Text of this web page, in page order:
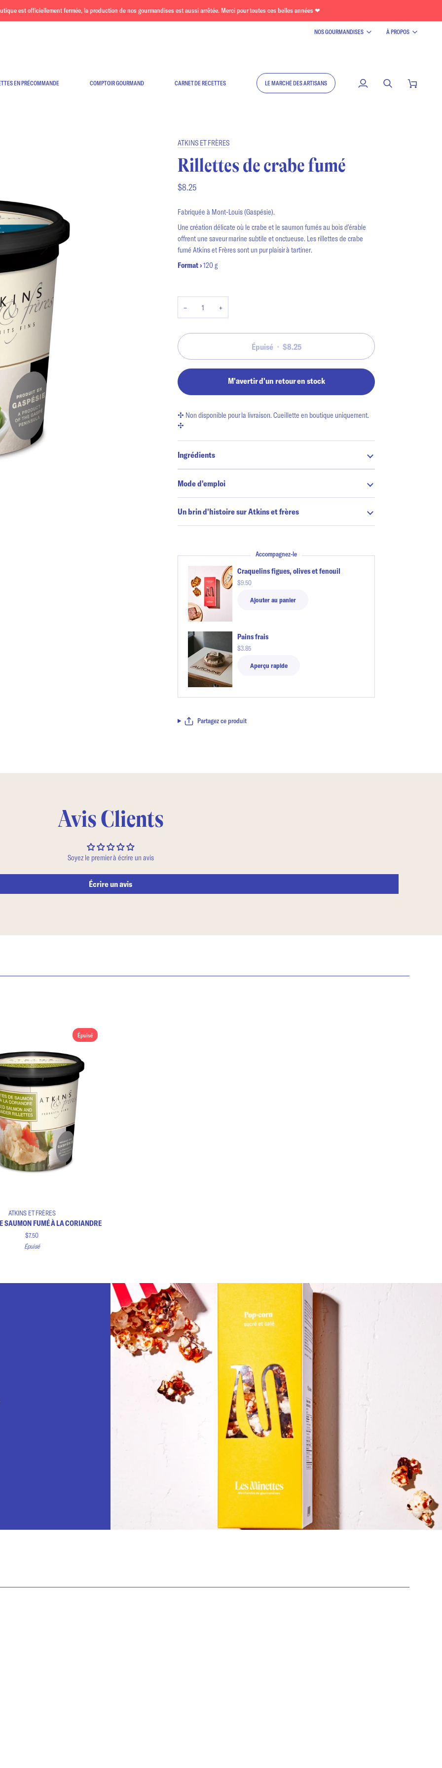
est officiellement fermée, la production de nos gourmandises est aussi arrêtée. Merci pour toutes ces belles années ❤
NOS GOURMANDISES À PROPOS
EN PRÉCOMMANDE COMPTOIR GOURMAND CARNET DE RECETTES LE MARCHÉ DES ARTISANS
Mon
RecherchePanier
ATKINS ET FRÈRES
Rillettes de crabe fumé
$8.25
Fabriquée à Mont-Louis (Gaspésie).
Une création délicate où le crabe et le saumon fumés au bois d’érable
offrent une saveur marine subtile et onctueuse. Les rillettes de crabe
fumé Atkins et Frères sont un pur plaisir à tartiner.
Format ›120 g
− +
Épuisé • $8.25
M'avertir d'un retour en stock
✣ Non disponible pour la livraison. Cueillette en boutique uniquement.
✣
Ingrédients
Mode d'emploi
Un brin d'histoire sur Atkins et frères
Accompagnez-le
Craquelins figues, olives et fenouil
$9.50
Ajouter au panier
Pains frais
$3.85
Aperçu rapide
Partagez ce produit
Avis Clients
Soyez le premier à écrire un avis
Écrire un avis
Épuisé
ATKINS ET FRÈRES
SAUMON FUMÉ À LA CORIANDRE
$7.50
Épuisé